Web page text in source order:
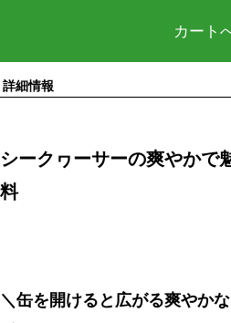
カート
詳細情報
シークヮーサーの爽やかで
料
＼缶を開けると広がる爽やか